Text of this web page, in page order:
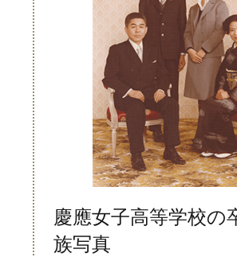
慶應女子高等学校の
族写真